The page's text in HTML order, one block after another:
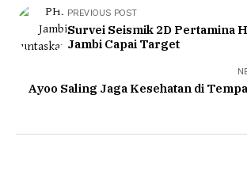
PREVIOUS POST
Survei Seismik 2D Pertamina
Jambi Capai Target
Ayoo Saling Jaga Kesehatan di